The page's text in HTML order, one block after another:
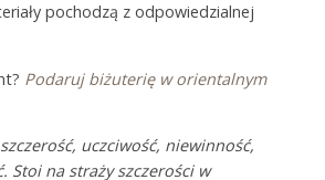
pochodzą z odpowiedzialnej
Podaruj biżuterię w orientalnym
uczciwość, niewinność,
Stoi na strażyszczerościw